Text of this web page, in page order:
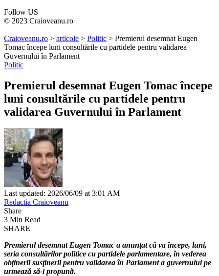
Follow US
© 2023 Craioveanu.ro
Craioveanu.ro > articole > Politic > Premierul desemnat Eugen
Tomac începe luni consultările cu partidele pentru validarea
Guvernului în Parlament
Politic
Premierul desemnat Eugen Tomac începe
luni consultările cu partidele pentru
validarea Guvernului în Parlament
Last updated: 2026/06/09 at 3:01 AM
Redactia Craioveanu
Share
3 Min Read
SHARE
Premierul desemnat Eugen Tomac a anunţat că va începe, luni,
seria consultărilor politice cu partidele parlamentare, în vederea
obţinerii susţinerii pentru validarea în Parlament a guvernului pe
urmează să-l propună.